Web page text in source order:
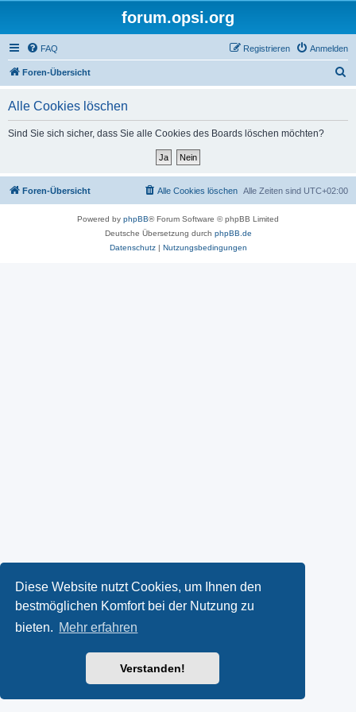
Diese Website nutzt Cookies, um Ihnen den
bestmöglichen Komfort bei der Nutzung zu
bieten. Mehr erfahren
Verstanden!
forum.opsi.org
FAQ Anmelden
Registrieren
Foren-Übersicht
Alle Cookies löschen
Sind Sie sich sicher, dass Sie alle Cookies des Boards löschen möchten?
Foren-Übersicht Alle Zeiten sind UTC+02:00
Alle Cookies löschen
Powered by phpBB® Forum Software © phpBB Limited
Deutsche Übersetzung durch phpBB.de
Datenschutz| Nutzungsbedingungen